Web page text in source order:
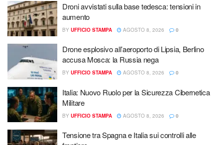
Droni avvistati sulla base tedesca: tensioni in
aumento
BY UFFICIO STAMPA AGOSTO 8, 2026 0
Drone esplosivo all’aeroporto di Lipsia, Berlino
accusa Mosca: la Russia nega
BY UFFICIO STAMPA AGOSTO 8, 2026 0
Italia: Nuovo Ruolo per la Sicurezza Cibernetica
Militare
BY UFFICIO STAMPA AGOSTO 8, 2026 0
Tensione tra Spagna e Italia sui controlli alle